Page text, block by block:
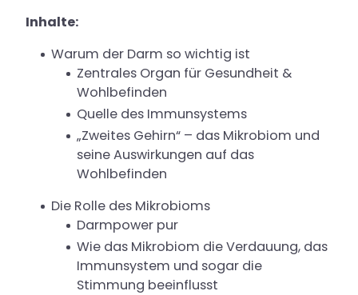
Inhalte:
Warum der Darm so wichtig ist
Zentrales Organ für Gesundheit &
Wohlbefinden
Quelle des Immunsystems
„Zweites Gehirn“ – das Mikrobiom und
seine Auswirkungen auf das
Wohlbefinden
Die Rolle des Mikrobioms
Darmpower pur
Wie das Mikrobiom die Verdauung, das
Immunsystem und sogar die
Stimmung beeinflusst